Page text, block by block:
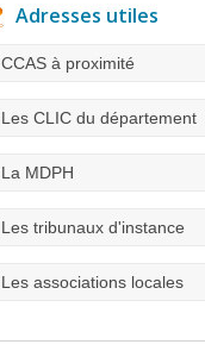
Adresses utiles
CCAS à proximité
Les CLIC du département
La MDPH
Les tribunaux d'instance
Les associations locales